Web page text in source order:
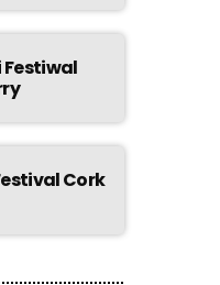
Festiwal
Cork